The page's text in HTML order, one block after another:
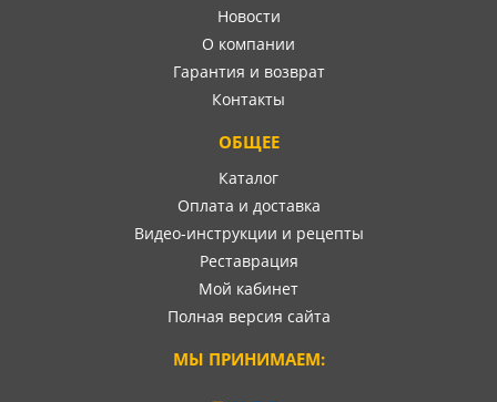
Новости
О компании
Гарантия и возврат
Контакты
ОБЩЕЕ
Каталог
Оплата и доставка
Видео-инструкции и рецепты
Реставрация
Мой кабинет
Полная версия сайта
МЫ ПРИНИМАЕМ: